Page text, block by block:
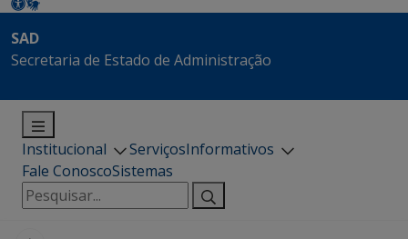
SAD
Secretaria de Estado de Administração
Institucional ServiçosInformativos
Fale ConoscoSistemas
Pesquisar
por: